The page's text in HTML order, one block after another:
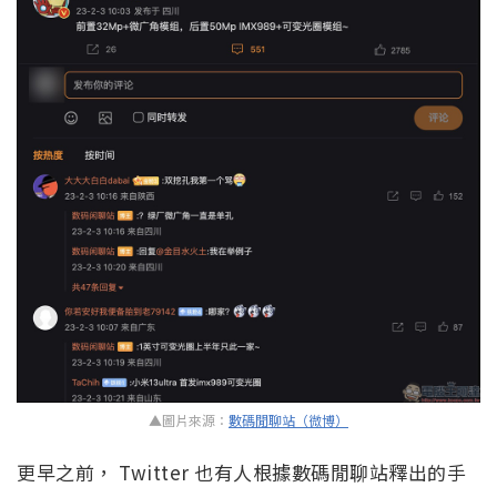
▲圖片來源： 數碼閒聊站（微博）
更早之前， Twitter 也有人根據數碼閒聊站釋出的手